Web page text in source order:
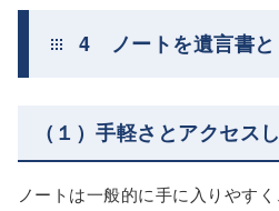
4 ノートを遺言書と
（１）手軽さとアクセス
ノートは一般的に手に入りやす